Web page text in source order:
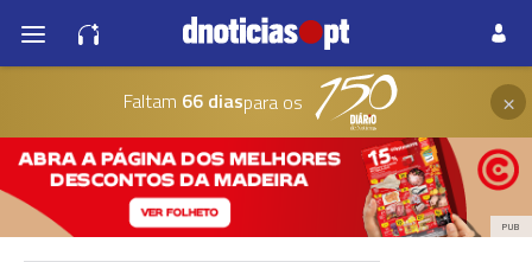
Faltam 66 diaspara os ×
PUB